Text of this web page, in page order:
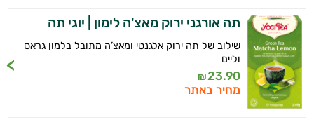
תה אורגני ירוק מאצ'ה לימון | יוגי תה
שילוב של תה ירוק אלגנטי ומאצ’ה מתובל בלמון גראס
וליים
23.90
₪
מחיר באתר